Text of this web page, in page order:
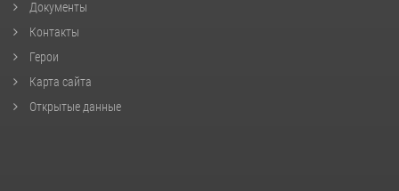
Документы
Контакты
Герои
Карта сайта
Открытые данные